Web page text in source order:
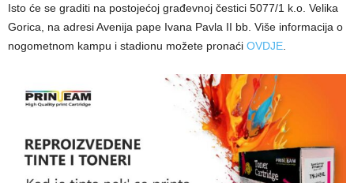
Isto će se graditi na postojećoj građevnoj čestici 5077/1 k.o. Velika
Gorica, na adresi Avenija pape Ivana Pavla II bb. Više informacija o
nogometnom kampu i stadionu možete pronaći OVDJE